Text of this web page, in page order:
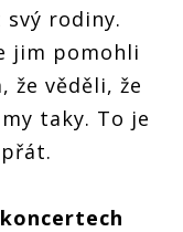
rodiny.
jim pomohli
že věděli, že
taky. To je